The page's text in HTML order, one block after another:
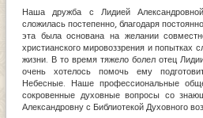
Наша дружба с Лидией
сложилась постепенно, благодаря
эта была основана на желании
христианского мировоззрения и попытках
жизни. В то время тяжело болел отец
очень хотелось помочь ему
Небесные. Наше профессиональные
сокровенные духовные вопросы со
Александровну с Библиотекой Духовного